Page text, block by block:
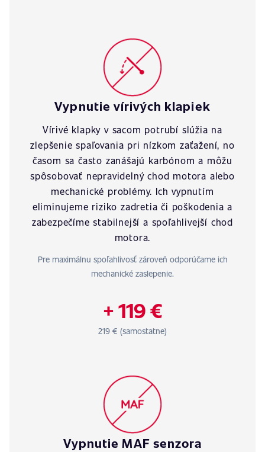
Vypnutie vírivých klapiek
Vírivé klapky v sacom potrubí slúžia na
zlepšenie spaľovania pri nízkom zaťažení, no
časom sa často zanášajú karbónom a môžu
spôsobovať nepravidelný chod motora alebo
mechanické problémy. Ich vypnutím
eliminujeme riziko zadretia či poškodenia a
zabezpečíme stabilnejší a spoľahlivejší chod
motora.
Pre maximálnu spoľahlivosť zároveň odporúčame ich
mechanické zaslepenie.
+ 119 €
219 € (samostatne)
Vypnutie MAF senzora